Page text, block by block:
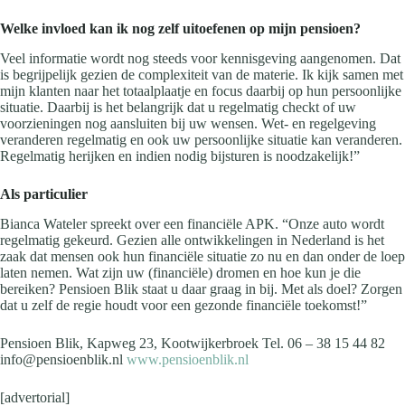
Welke invloed kan ik nog zelf uitoefenen op mijn pensioen?
Veel informatie wordt nog steeds voor kennisgeving aangenomen. Dat
is begrijpelijk gezien de complexiteit van de materie. Ik kijk samen met
mijn klanten naar het totaalplaatje en focus daarbij op hun persoonlijke
situatie. Daarbij is het belangrijk dat u regelmatig checkt of uw
voorzieningen nog aansluiten bij uw wensen. Wet- en regelgeving
veranderen regelmatig en ook uw persoonlijke situatie kan veranderen.
Regelmatig herijken en indien nodig bijsturen is noodzakelijk!”
Als particulier
Bianca Wateler spreekt over een financiële APK. “Onze auto wordt
regelmatig gekeurd. Gezien alle ontwikkelingen in Nederland is het
zaak dat mensen ook hun financiële situatie zo nu en dan onder de loep
laten nemen. Wat zijn uw (financiële) dromen en hoe kun je die
bereiken? Pensioen Blik staat u daar graag in bij. Met als doel? Zorgen
dat u zelf de regie houdt voor een gezonde financiële toekomst!”
Pensioen Blik, Kapweg 23, Kootwijkerbroek Tel. 06 – 38 15 44 82
info@pensioenblik.nl www.pensioenblik.nl
[advertorial]